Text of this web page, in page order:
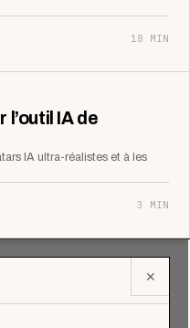
18 MIN
l’outil IA de
IA ultra-réalistes et à les
3 MIN
✕